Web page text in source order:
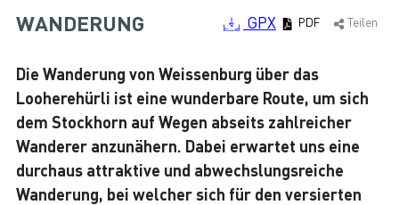
WANDERUNG GPX PDF Teilen
Die Wanderung von Weissenburg über das
Looherehürli ist eine wunderbare Route, um sich
dem Stockhorn auf Wegen abseits zahlreicher
Wanderer anzunähern. Dabei erwartet uns eine
durchaus attraktive und abwechslungsreiche
Wanderung, bei welcher sich für den versierten